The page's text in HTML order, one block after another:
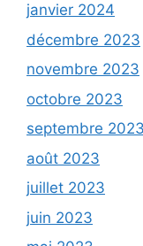
janvier 2024
décembre 2023
novembre 2023
octobre 2023
septembre 2023
août 2023
juillet 2023
juin 2023